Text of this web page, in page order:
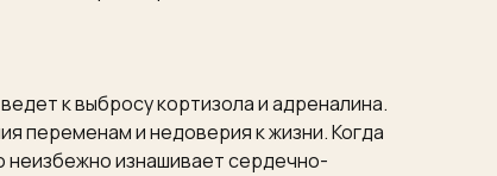
к выбросу кортизола и адреналина.
переменам и недоверия к жизни. Когда
неизбежно изнашивает сердечно-